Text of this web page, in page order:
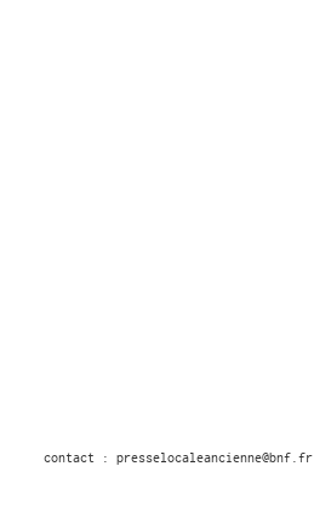
contact : presselocaleancienne@bnf.fr